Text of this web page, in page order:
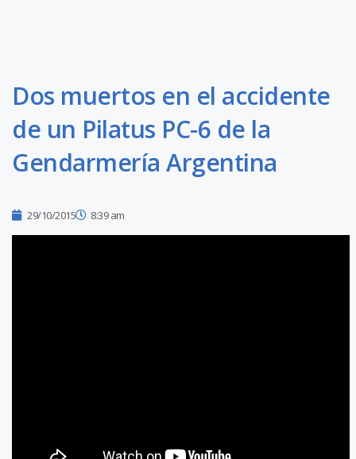
Dos muertos en el accidente
de un Pilatus PC-6 de la
Gendarmería Argentina
29/10/2015 8:39 am